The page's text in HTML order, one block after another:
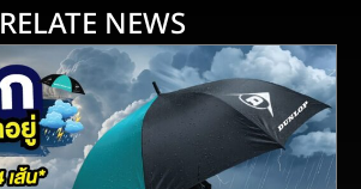
RELATE NEWS